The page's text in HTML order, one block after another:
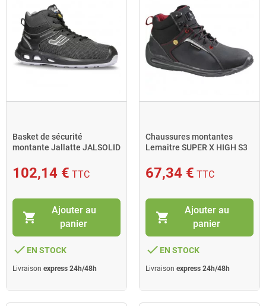
Basket de sécurité
montante Jallatte JALSOLID
102,14 € TTC
shopping_cart
Ajouter au
panier
done EN STOCK
Livraison express 24h/48h
Chaussures montantes
Lemaitre SUPER X HIGH S3
67,34 € TTC
shopping_cart
Ajouter au
panier
done EN STOCK
Livraison express 24h/48h